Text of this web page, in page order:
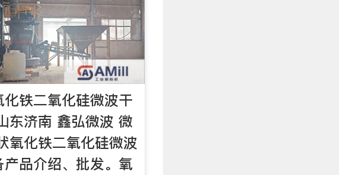
铁二氧化硅微波干
东济南 鑫弘微波 微
氧化铁二氧化硅微波
产品介绍、批发。氧